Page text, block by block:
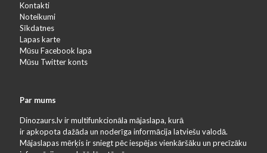
Kontakti
Noteikumi
Sīkdatnes
Lapas karte
Mūsu Facebook lapa
Mūsu Twitter konts
Par mums
Dinozaurs.lv ir multifunkcionāla mājaslapa, kurā
ir apkopota dažāda un noderīga informācija latviešu valodā.
Mājaslapas mērķis ir sniegt pēc iespējas vienkāršāku un precīzāku